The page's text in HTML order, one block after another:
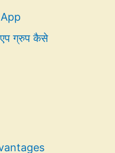
ग्रुप कैसे